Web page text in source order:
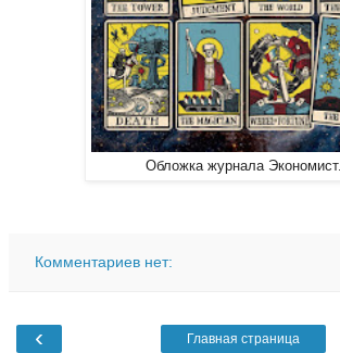
Обложка журнала Экономист.
Комментариев нет:
‹ Главная страница